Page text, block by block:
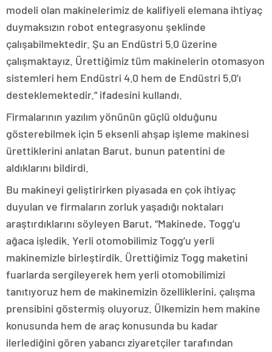
modeli olan makinelerimiz de kalifiyeli elemana ihtiyaç
duymaksızın robot entegrasyonu şeklinde
çalışabilmektedir. Şu an Endüstri 5.0 üzerine
çalışmaktayız. Ürettiğimiz tüm makinelerin otomasyon
sistemleri hem Endüstri 4.0 hem de Endüstri 5.0’ı
desteklemektedir.” ifadesini kullandı.
Firmalarının yazılım yönünün güçlü olduğunu
gösterebilmek için 5 eksenli ahşap işleme makinesi
ürettiklerini anlatan Barut, bunun patentini de
aldıklarını bildirdi.
Bu makineyi geliştirirken piyasada en çok ihtiyaç
duyulan ve firmaların zorluk yaşadığı noktaları
araştırdıklarını söyleyen Barut, “Makinede, Togg’u
ağaca işledik. Yerli otomobilimiz Togg’u yerli
makinemizle birleştirdik. Ürettiğimiz Togg maketini
fuarlarda sergileyerek hem yerli otomobilimizi
tanıtıyoruz hem de makinemizin özelliklerini, çalışma
prensibini göstermiş oluyoruz. Ülkemizin hem makine
konusunda hem de araç konusunda bu kadar
ilerlediğini gören yabancı ziyaretçiler tarafından